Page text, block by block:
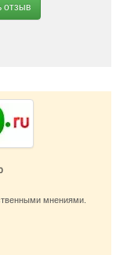
отзыв
мнениями.